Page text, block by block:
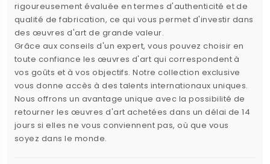
rigoureusement évaluée en termes d'authenticité et de
qualité de fabrication, ce qui vous permet d'investir dans
des œuvres d'art de grande valeur.
Grâce aux conseils d'un expert, vous pouvez choisir en
toute confiance les œuvres d'art qui correspondent à
vos goûts et à vos objectifs. Notre collection exclusive
vous donne accès à des talents internationaux uniques.
Nous offrons un avantage unique avec la possibilité de
retourner les œuvres d'art achetées dans un délai de 14
jours si elles ne vous conviennent pas, où que vous
soyez dans le monde.